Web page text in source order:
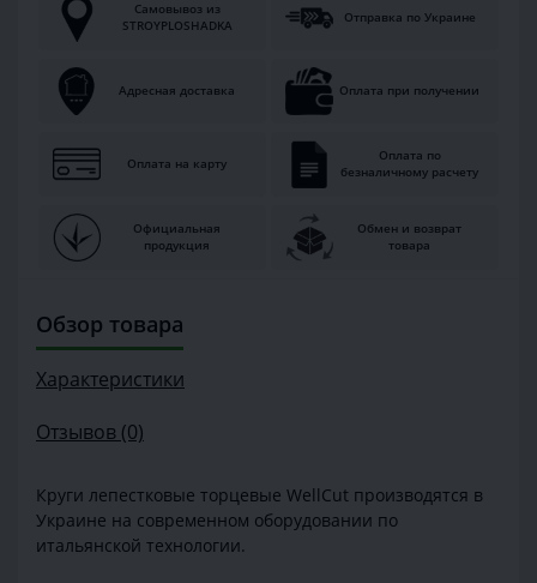
Самовывоз из
STROYPLOSHADKA
Отправка по Украине
Адресная доставка Оплата при получении
Оплата на карту
Оплата по
безналичному расчету
Официальная
продукция
Обмен и возврат
товара
Обзор товара
Характеристики
Отзывов (0)
Круги лепестковые торцевые WellCut производятся в
Украине на современном оборудовании по
итальянской технологии.